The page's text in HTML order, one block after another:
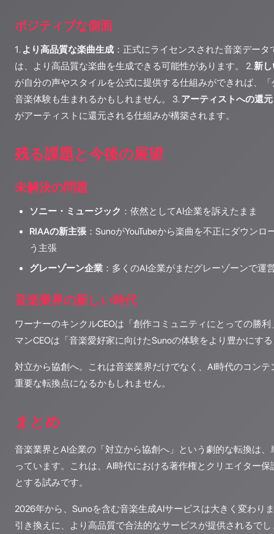
ポジティブな側面
1. より高品質な楽曲生成 ：正式にライセンスされた音楽デー
は、より高品質な楽曲を生成できる可能性があります。 2.新
が自分の声やスタイルを公式に提供する仕組みができれば、
音楽体験も生まれるかもしれません。 3.アーティストへの還元
がアーティストに還元される仕組みが構築されます。
残る課題と今後の展望
未解決の問題
ソニー・ミュージック ：依然としてAI企業を訴えたまま
RIAAの新主張 ：SunoがYouTubeから楽曲を不正にダウン
う主張
グレーゾーン企業 ：多くのAI企業がまだグレーゾーンで運
音楽業界の新しい時代
ワーナーのキンクルCEOは「創作コミュニティにとっての勝
マンCEOは「音楽愛好家に向けたSunoの体験をより豊かにす
対立から協創へ。これは音楽業界だけでなく、AI時代のコン
重要な転換点になるかもしれません。
まとめ
音楽業界とAI企業の「対立から協創へ」という劇的な転換は
っています。これは、AI時代における著作権とクリエイター
とする試みです。
2026年から、Sunoを含む音楽生成AIサービスは大きく変わり
引き換えに、より高品質で合法的なサービスが提供されるで